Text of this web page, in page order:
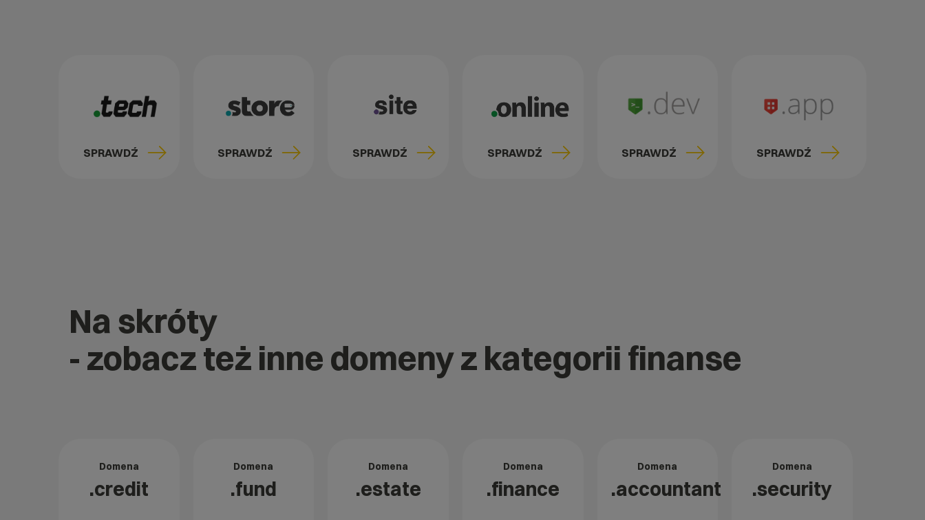
SPRAWDŹ SPRAWDŹ SPRAWDŹ SPRAWDŹ SPRAWDŹ SPRAWDŹ
Na skróty
- zobacz też inne domeny z kategorii finanse
Domena
.credit
Domena
.fund
Domena
.estate
Domena
.finance
Domena
.accountant
Domena
.security